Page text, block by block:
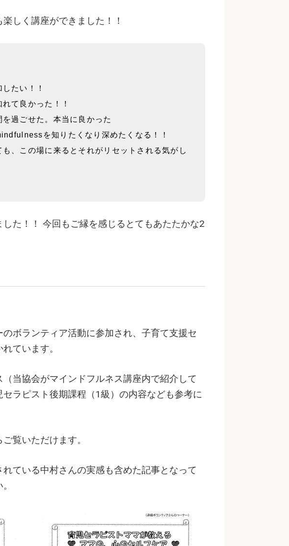
しく講座ができました！！
たい！！
て良かった！！
過ごせた。本当に良かった
を知りたくなり深めたくなる！！
、この場に来るとそれがリセットされる気がし
た！！ 今回もご縁を感じるとてもあたたかな2
ボランティア活動に参加され、子育て支援セ
ています。
当協会がマインドフルネス講座内で紹介して
ラピスト後期課程（1級）の内容なども参考に
覧いただけます。
ている中村さんの実感も含めた記事となって